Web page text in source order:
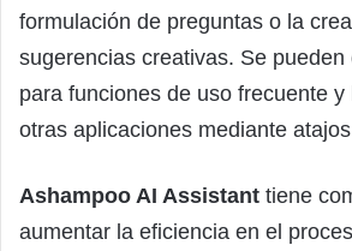
formulación de preguntas o la
sugerencias creativas. Se pueden
para funciones de uso frecuente
otras aplicaciones mediante
Ashampoo AI Assistant tiene
aumentar la eficiencia en el